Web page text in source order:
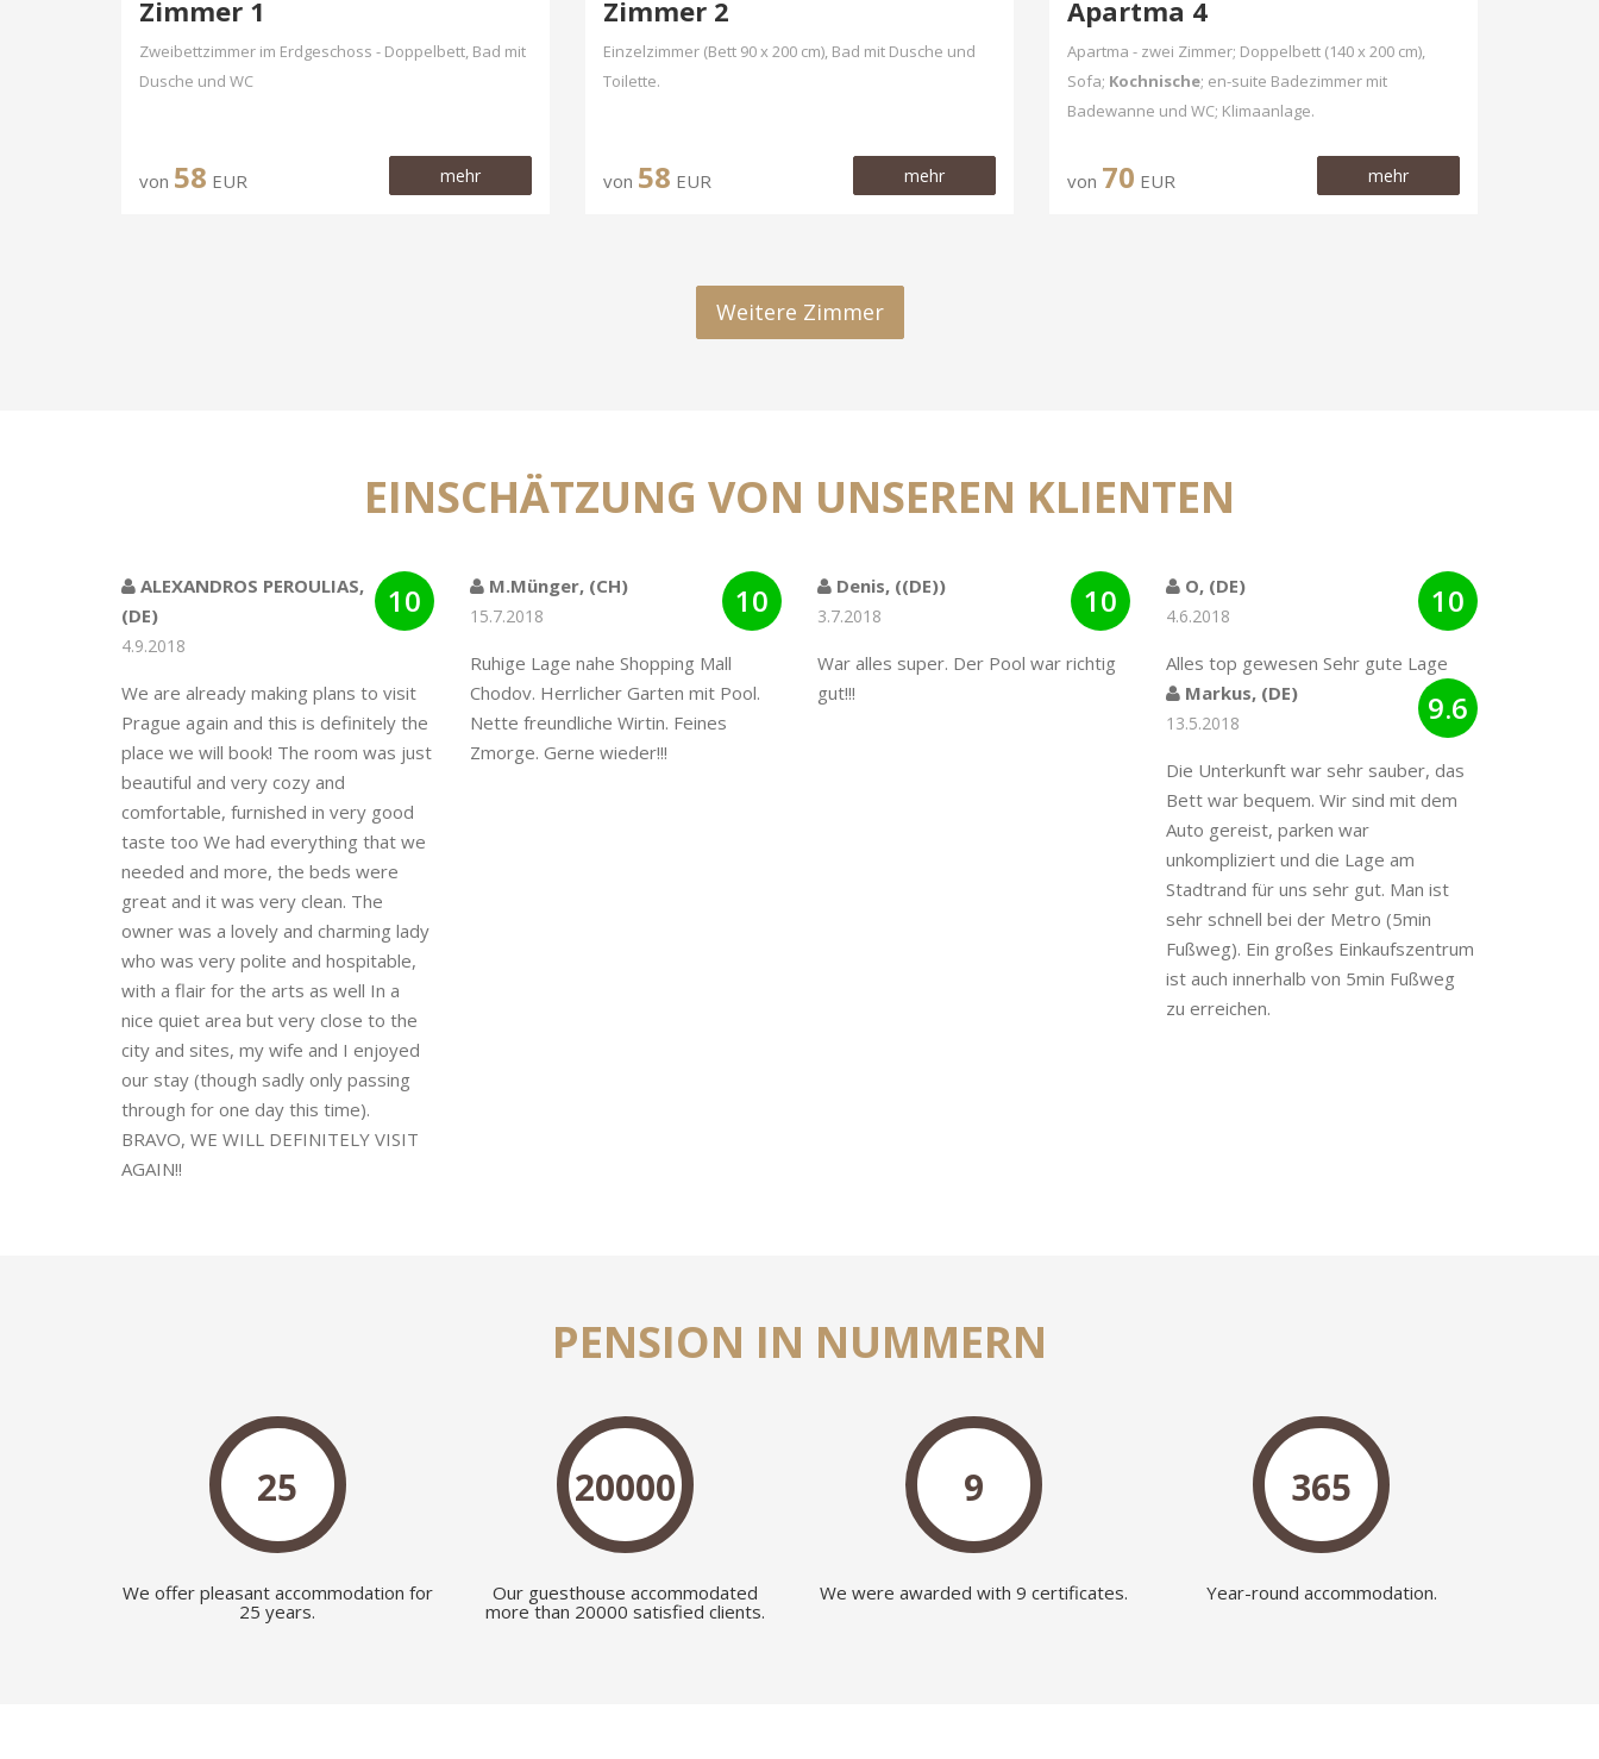
Zimmer 1
Zweibettzimmer im Erdgeschoss - Doppelbett, Bad mit
Dusche und WC
von 58 EUR mehr
Zimmer 2
Einzelzimmer (Bett 90 x 200 cm), Bad mit Dusche und
Toilette.
von 58 EUR mehr
Apartma 4
Apartma - zwei Zimmer; Doppelbett (140 x 200 cm),
Sofa; Kochnische; en-suite Badezimmer mit
Badewanne und WC; Klimaanlage.
von 70 EUR mehr
Weitere Zimmer
EINSCHÄTZUNG VON UNSEREN KLIENTEN
10
ALEXANDROS PEROULIAS,
(DE)
4.9.2018
We are already making plans to visit
Prague again and this is definitely the
place we will book! The room was just
beautiful and very cozy and
comfortable, furnished in very good
taste too We had everything that we
needed and more, the beds were
great and it was very clean. The
owner was a lovely and charming lady
who was very polite and hospitable,
with a flair for the arts as well In a
nice quiet area but very close to the
city and sites, my wife and I enjoyed
our stay (though sadly only passing
through for one day this time).
BRAVO, WE WILL DEFINITELY VISIT
AGAIN!!
10
M.Münger, (CH)
15.7.2018
Ruhige Lage nahe Shopping Mall
Chodov. Herrlicher Garten mit Pool.
Nette freundliche Wirtin. Feines
Zmorge. Gerne wieder!!!
10
Denis, ((DE))
3.7.2018
War alles super. Der Pool war richtig
gut!!!
10
O, (DE)
4.6.2018
Alles top gewesen Sehr gute Lage
9.6
Markus, (DE)
13.5.2018
Die Unterkunft war sehr sauber, das
Bett war bequem. Wir sind mit dem
Auto gereist, parken war
unkompliziert und die Lage am
Stadtrand für uns sehr gut. Man ist
sehr schnell bei der Metro (5min
Fußweg). Ein großes Einkaufszentrum
ist auch innerhalb von 5min Fußweg
zu erreichen.
PENSION IN NUMMERN
25
We offer pleasant accommodation for
25 years.
20000
Our guesthouse accommodated
more than 20000 satisfied clients.
9
We were awarded with 9 certificates.
365
Year-round accommodation.